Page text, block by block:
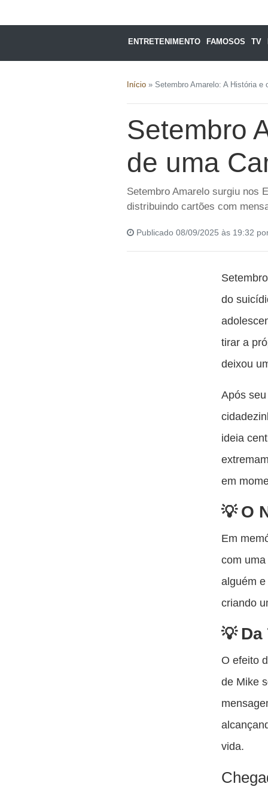
ENTRETENIMENTO FAMOSOS TV
Início » Setembro Amarelo: A História e
Setembro
de uma
Setembro Amarelo surgiu nos
distribuindo cartões com
Publicado 08/09/2025 às 19:32
do
tirar a
deixou
Após
ideia
em
O
Em
com
alguém
criando
Da
O efeito
de Mike
vida.